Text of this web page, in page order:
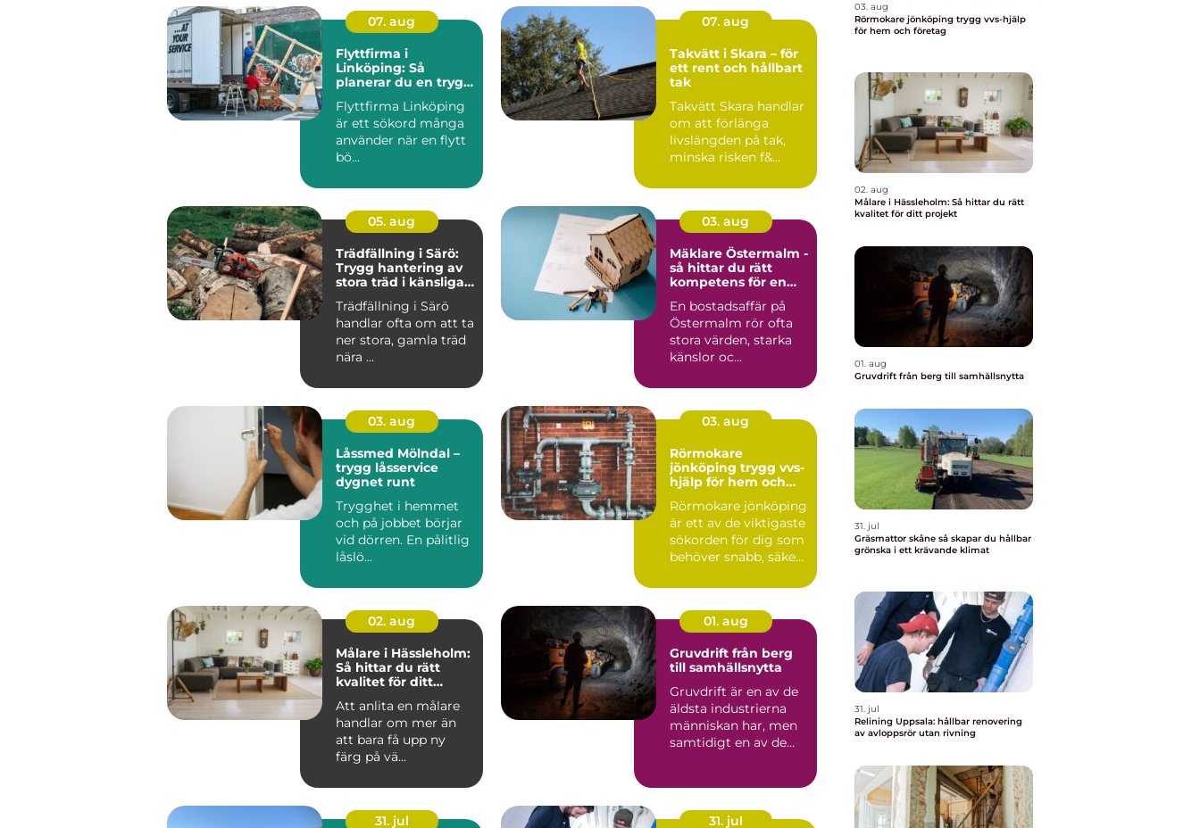
07. aug
Flyttfirma i
Linköping: Så
planerar du en trygg
Flyttfirma Linköping
är ett sökord många
använder när en flytt
bö...
07. aug
Takvätt i Skara – för
ett rent och hållbart
tak
Takvätt Skara handlar
om att förlänga
livslängden på tak,
minska risken f&...
05. aug
Trädfällning i Särö:
Trygg hantering av
stora träd i känsliga
Trädfällning i Särö
handlar ofta om att ta
ner stora, gamla träd
nära ...
03. aug
Mäklare Östermalm -
så hittar du rätt
kompetens för en
En bostadsaffär på
Östermalm rör ofta
stora värden, starka
känslor oc...
03. aug
Låssmed Mölndal –
trygg låsservice
dygnet runt
Trygghet i hemmet
och på jobbet börjar
vid dörren. En pålitlig
låslö...
03. aug
Rörmokare
jönköping trygg vvs-
hjälp för hem och
Rörmokare jönköping
är ett av de viktigaste
sökorden för dig som
behöver snabb, säker
02. aug
Målare i Hässleholm:
Så hittar du rätt
kvalitet för ditt
Att anlita en målare
handlar om mer än
att bara få upp ny
färg på vä...
01. aug
Gruvdrift från berg
till samhällsnytta
Gruvdrift är en av de
äldsta industrierna
människan har, men
samtidigt en av de
31. jul
31. jul
03. aug
Rörmokare jönköping trygg vvs-hjälp
för hem och företag
02. aug
Målare i Hässleholm: Så hittar du rätt
kvalitet för ditt projekt
01. aug
Gruvdrift från berg till samhällsnytta
31. jul
Gräsmattor skåne så skapar du hållbar
grönska i ett krävande klimat
31. jul
Relining Uppsala: hållbar renovering
av avloppsrör utan rivning